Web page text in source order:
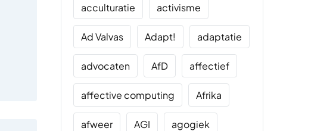
acculturatie activisme
Ad Valvas Adapt! adaptatie
advocaten AfD affectief
affective computing Afrika
afweer AGI agogiek